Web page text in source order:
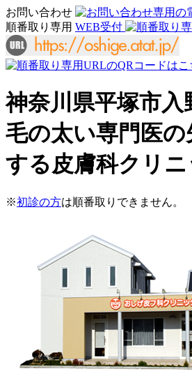
お問い合わせ
順番取り専用 WEB受付
神奈川県平塚市
毛の太い専門医
する皮膚科クリニ
※初診の方は順番取りできません。